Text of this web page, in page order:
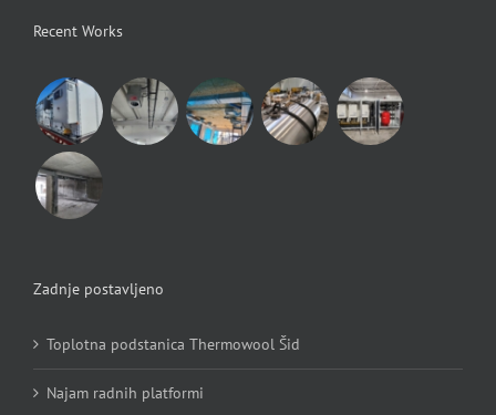
Recent Works
Zadnje postavljeno
Toplotna podstanica Thermowool Šid
Najam radnih platformi